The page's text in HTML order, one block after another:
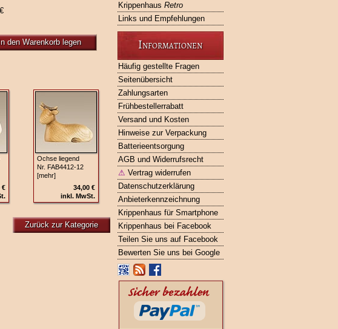
Krippenhaus Retro
Links und Empfehlungen
Informationen
Häufig gestellte Fragen
Seitenübersicht
Zahlungsarten
Frühbestellerrabatt
Versand und Kosten
Hinweise zur Verpackung
Batterieentsorgung
AGB und Widerrufsrecht
⚠ Vertrag widerrufen
Datenschutzerklärung
Anbieterkennzeichnung
Krippenhaus für Smartphone
Krippenhaus bei Facebook
Teilen Sie uns auf Facebook
Bewerten Sie uns bei Google
In den Warenkorb legen
€
Ochse liegend
Nr. FAB4412-12
[mehr]
34,00 €
inkl. MwSt.
Zurück zur Kategorie